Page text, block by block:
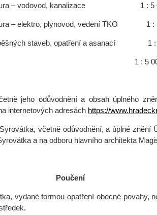
– vodovod, kanalizace 1 : 5
plynovod, vedení TKO 1 :
staveb, opatření a asanací 1 :
výkres 1 : 5
jeho odůvodnění a obsah úplného
internetových adresách https://
včetně odůvodnění, a úplné znění
a na odboru hlavního architekta
Poučení
vydané formou opatření obecné povahy,